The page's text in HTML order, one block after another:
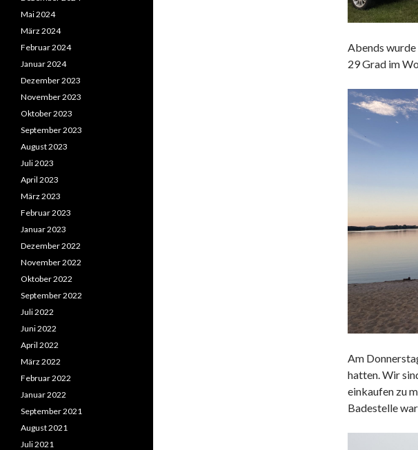
Abends wurde
29 Grad im
Am
hatten. Wir
einkaufen zu
Badestelle
Mai 2024
März 2024
Februar 2024
Januar 2024
Dezember 2023
November 2023
Oktober 2023
September 2023
August 2023
Juli 2023
April 2023
März 2023
Februar 2023
Januar 2023
Dezember 2022
November 2022
Oktober 2022
September 2022
Juli 2022
Juni 2022
April 2022
März 2022
Februar 2022
Januar 2022
September 2021
August 2021
Juli 2021